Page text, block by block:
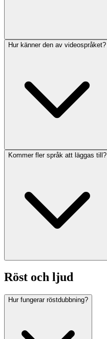
Hur känner den av videospråket?
Kommer fler språk att läggas till?
Röst och ljud
Hur fungerar röstdubbning?